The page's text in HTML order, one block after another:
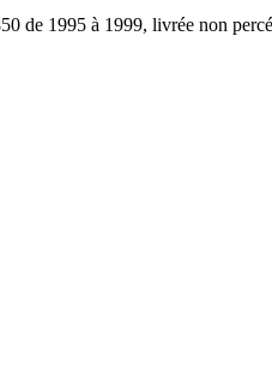
de 1995 à 1999, livrée non